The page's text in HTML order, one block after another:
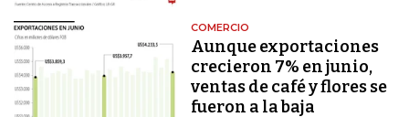
COMERCIO
Aunque exportaciones
crecieron 7% en junio,
ventas de café y flores se
fueron a la baja